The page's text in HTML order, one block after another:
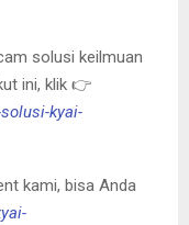
solusi keilmuan
ini, klik 👉
kyai-
kami, bisa Anda